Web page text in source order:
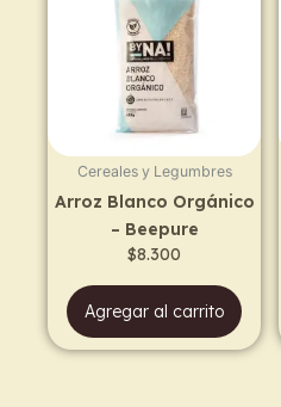
Cereales y Legumbres
Arroz Blanco Orgánico
– Beepure
$8.300
Agregar al carrito